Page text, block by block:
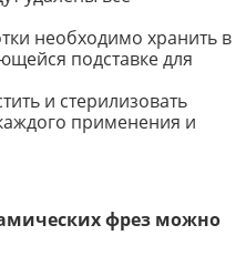
необходимо хранить в
подставке для
и стерилизовать
применения и
фрез можно